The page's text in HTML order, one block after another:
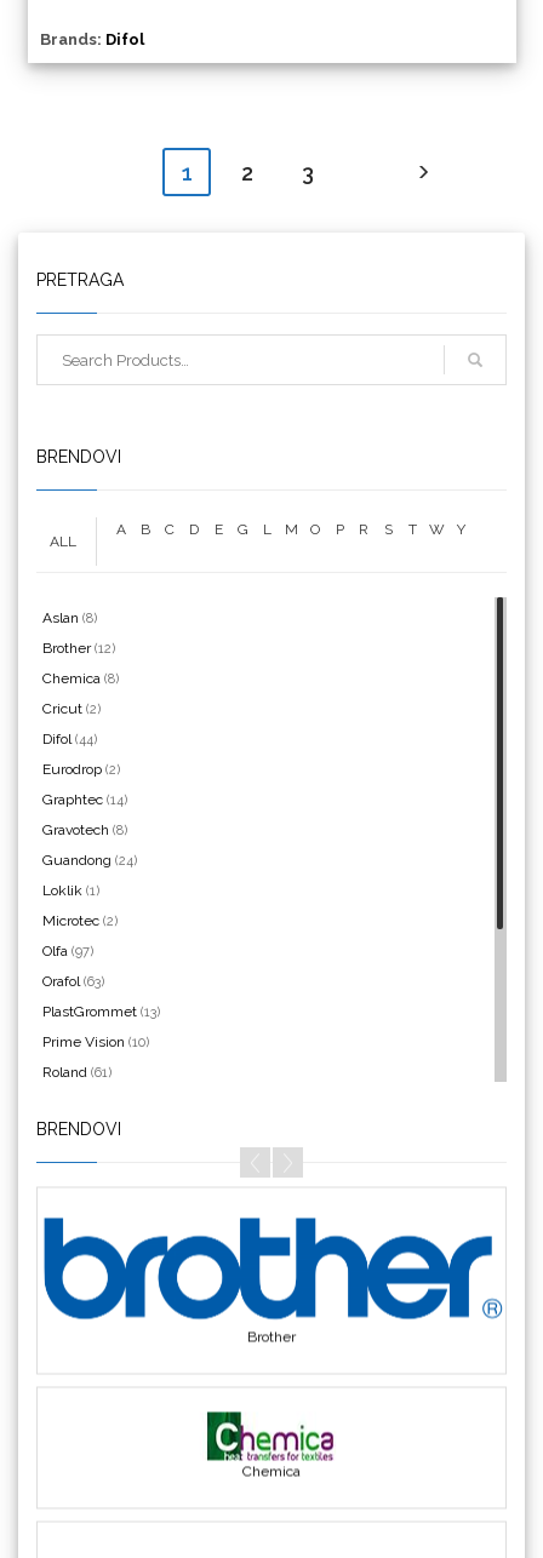
Brands: Difol
1 2 3
PRETRAGA
BRENDOVI
ALL
A B C D E G L M O P R S T W Y
Aslan (8)
Brother(12)
Chemica (8)
Cricut (2)
Difol(44)
Eurodrop (2)
Graphtec (14)
Gravotech (8)
Guandong (24)
Loklik (1)
Microtec (2)
Olfa (97)
Orafol(63)
PlastGrommet (13)
Prime Vision (10)
Roland (61)
Silhouette(3)
Siser(11)
We R Memory Keepers
WrapCut (2)
Yellotools (42)
BRENDOVI
Brother
Chemica